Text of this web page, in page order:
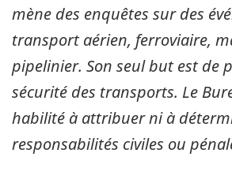
mène des enquêtes sur des
transport aérien, ferroviaire,
pipelinier. Son seul but est de
sécurité des transports. Le
habilité à attribuer ni à
responsabilités civiles ou